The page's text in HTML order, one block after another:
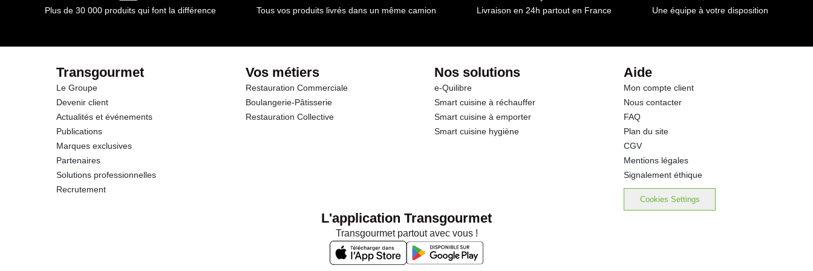
Plus de 30 000 produits qui font la différence Tous vos produits livrés dans un même camion Livraison en 24h partout en France Une équipe à votre disposition
Transgourmet
Le Groupe
Devenir client
Actualités et événements
Publications
Marques exclusives
Partenaires
Solutions professionnelles
Recrutement
Vos métiers
Restauration Commerciale
Boulangerie-Pâtisserie
Restauration Collective
Nos solutions
e-Quilibre
Smart cuisine à réchauffer
Smart cuisine à emporter
Smart cuisine hygiène
Aide
Mon compte client
Nous contacter
FAQ
Plan du site
CGV
Mentions légales
Signalement éthique
Cookies Settings
L'application Transgourmet
Transgourmet partout avec vous !